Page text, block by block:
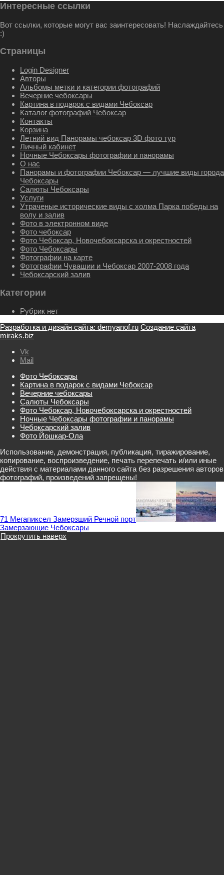
Интересные ссылки
Вот ссылки, которые могут вас заинтересовать! Наслаждайтесь
:)
Страницы
Login Designer
Авторы
Альбомы метки и категории фотографий
Вечерние чебоксары
Картина в подарок с видами Чебоксар
Каталог фотографий Чебоксар
Контакты
Корзина
Летний вид Панорамы чебоксар 3D фото тур
Личный кабинет
Ночные Чебоксары фотографии и панорамы
О нас
Панорамы и фотографии Чебоксар — лучшие виды города
Чебоксары
Салюты Чебоксары
Услуги
Утраченые исторические виды с холма Парка победы на
волу и залив
Фото в электронном виде
Фото чебоксар
Фото Чебоксар, Новочебоксарска и окрестностей
Фото Чебоксары
Фотографии на карте
Фотографии Чувашии и Чебоксар 2007-2008 года
Чебоксарский залив
Категории
Рубрик нет
Разработка и дизайн сайта: demyanof.ru Создание сайта
miraks.biz
Vk
Mail
Фото Чебоксары
Картина в подарок с видами Чебоксар
Вечерние чебоксары
Салюты Чебоксары
Фото Чебоксар, Новочебоксарска и окрестностей
Ночные Чебоксары фотографии и панорамы
Чебоксарский залив
Фото Йошкар-Ола
Использование, демонстрация, публикация, тиражирование,
копирование, воспроизведение, печать перепечать и/или иные
действия с материалами данного сайта без разрешения авторов
фотографий, произведений запрещены!
71 Мегапиксел Замерзший Речной порт
Замерзающие Чебоксары
Прокрутить наверх